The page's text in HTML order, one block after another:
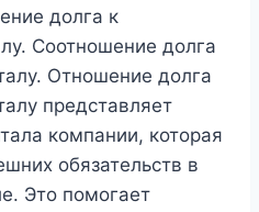
долга к
Соотношение долга
Отношение долга
представляет
компании, которая
обязательств в
Это помогает